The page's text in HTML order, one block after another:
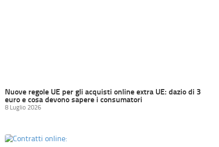
Nuove regole UE per gli acquisti online extra UE: dazio di 3
euro e cosa devono sapere i consumatori
8 Luglio 2026